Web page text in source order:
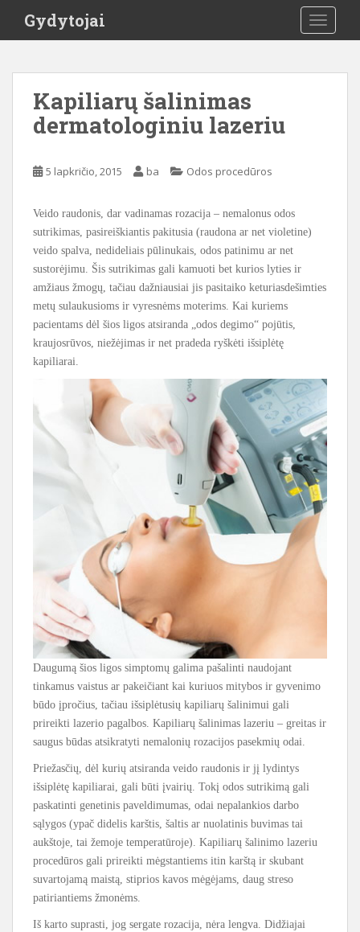
i
Gydytojai
Kapiliarų šalinimas
dermatologiniu lazeriu
5 lapkričio, 2015 ba Odos procedūros
Veido raudonis, dar vadinamas rozacija – nemalonus odos
sutrikimas, pasireiškiantis pakitusia (raudona ar net violetine)
veido spalva, nedideliais pūlinukais, odos patinimu ar net
sustorėjimu. Šis sutrikimas gali kamuoti bet kurios lyties ir
amžiaus žmogų, tačiau dažniausiai jis pasitaiko keturiasdešimties
metų sulaukusioms ir vyresnėms moterims. Kai kuriems
pacientams dėl šios ligos atsiranda „odos degimo“ pojūtis,
kraujosrūvos, niežėjimas ir net pradeda ryškėti išsiplėtę
kapiliarai.
Daugumą šios ligos simptomų galima pašalinti naudojant
tinkamus vaistus ar pakeičiant kai kuriuos mitybos ir gyvenimo
būdo įpročius, tačiau išsiplėtusių kapiliarų šalinimui gali
prireikti lazerio pagalbos. Kapiliarų šalinimas lazeriu – greitas ir
saugus būdas atsikratyti nemalonių rozacijos pasekmių odai.
Priežasčių, dėl kurių atsiranda veido raudonis ir jį lydintys
išsiplėtę kapiliarai, gali būti įvairių. Tokį odos sutrikimą gali
paskatinti genetinis paveldimumas, odai nepalankios darbo
sąlygos (ypač didelis karštis, šaltis ar nuolatinis buvimas tai
aukštoje, tai žemoje temperatūroje). Kapiliarų šalinimo lazeriu
procedūros gali prireikti mėgstantiems itin karštą ir skubant
suvartojamą maistą, stiprios kavos mėgėjams, daug streso
patiriantiems žmonėms.
Iš karto suprasti, jog sergate rozacija, nėra lengva. Didžiajai